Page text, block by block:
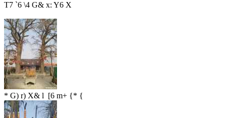
T7 `6 \4 G& x: Y6 X
* G) r) X& l [6 m+ {* {